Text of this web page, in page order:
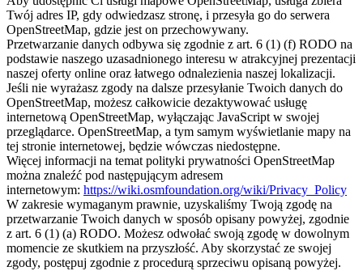
Twój adres IP, gdy odwiedzasz stronę, i przesyła go do serwera
OpenStreetMap, gdzie jest on przechowywany.
Przetwarzanie danych odbywa się zgodnie z art. 6 (1) (f) RODO na
podstawie naszego uzasadnionego interesu w atrakcyjnej prezentacji
naszej oferty online oraz łatwego odnalezienia naszej lokalizacji.
Jeśli nie wyrażasz zgody na dalsze przesyłanie Twoich danych do
OpenStreetMap, możesz całkowicie dezaktywować usługę
internetową OpenStreetMap, wyłączając JavaScript w swojej
przeglądarce. OpenStreetMap, a tym samym wyświetlanie mapy na
tej stronie internetowej, będzie wówczas niedostępne.
Więcej informacji na temat polityki prywatności OpenStreetMap
można znaleźć pod następującym adresem
internetowym: https://wiki.osmfoundation.org/wiki/Privacy_Policy
W zakresie wymaganym prawnie, uzyskaliśmy Twoją zgodę na
przetwarzanie Twoich danych w sposób opisany powyżej, zgodnie
z art. 6 (1) (a) RODO. Możesz odwołać swoją zgodę w dowolnym
momencie ze skutkiem na przyszłość. Aby skorzystać ze swojej
zgody, postępuj zgodnie z procedurą sprzeciwu opisaną powyżej.